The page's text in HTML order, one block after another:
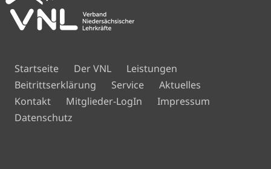
Navigation
überspringen
Startseite Der VNL
Leistungen
Beitrittserklärung
Service
Aktuelles
Navigation
überspringen
Kontakt Mitglieder-LogIn
Impressum
Datenschutz